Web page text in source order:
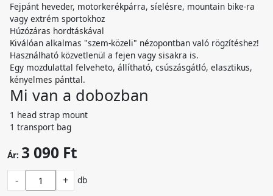
Fejpánt heveder, motorkerékpárra, síelésre, mountain bike-ra
vagy extrém sportokhoz
Húzózáras hordtáskával
Kiválóan alkalmas "szem-közeli" nézopontban való rögzítéshez!
Használható közvetlenül a fejen vagy sisakra is.
Egy mozdulattal felveheto, állítható, csúszásgátló, elasztikus,
kényelmes pánttal.
Mi van a dobozban
1 head strap mount
1 transport bag
Ár: 3 090 Ft
- + db